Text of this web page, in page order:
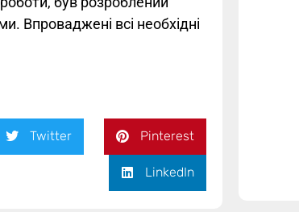
Впроваджені всі необхідні
Twitter Pinterest
LinkedIn